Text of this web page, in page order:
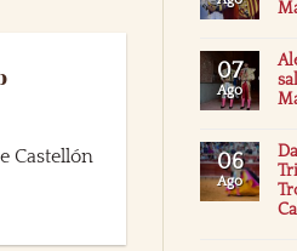
Castellón
07
Ago
06
Ago